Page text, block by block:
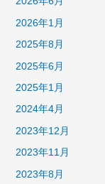
2026年1月
2025年8月
2025年6月
2025年1月
2024年4月
2023年12月
2023年11月
2023年8月